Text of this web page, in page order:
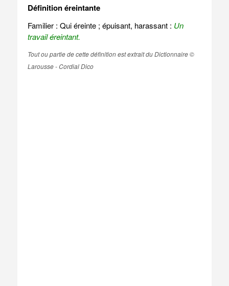
Définition éreintante
Familier : Qui éreinte ; épuisant, harassant : Un
travail éreintant.
Tout ou partie de cette définition est extrait du Dictionnaire ©
Larousse - Cordial Dico